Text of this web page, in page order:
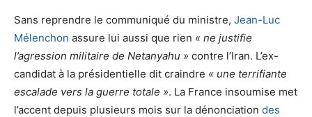
Sans reprendre le communiqué du ministre, Jean-Luc
Mélenchon assure lui aussi que rien « ne justifie
l’agression militaire de Netanyahu » contre l’Iran. L’ex-
candidat à la présidentielle dit craindre « une terrifiante
escalade vers la guerre totale ». La France insoumise met
l’accent depuis plusieurs mois sur la dénonciation des